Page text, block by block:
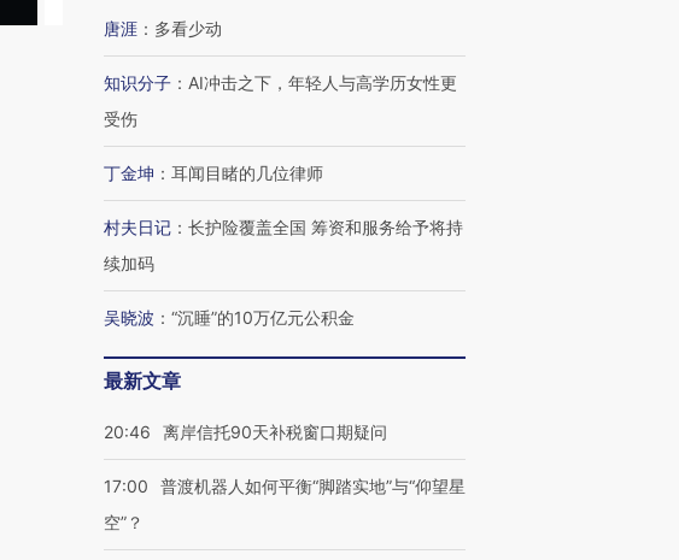
唐涯 ： 多看少动
知识分子 ： AI冲击之下，年轻人与高学历女性更
受伤
丁金坤 ： 耳闻目睹的几位律师
村夫日记 ： 长护险覆盖全国 筹资和服务给予将持
续加码
吴晓波 ： “沉睡”的10万亿元公积金
最新文章
20:46 离岸信托90天补税窗口期疑问
17:00
普渡机器人如何平衡“脚踏实地”与“仰望星
空”？